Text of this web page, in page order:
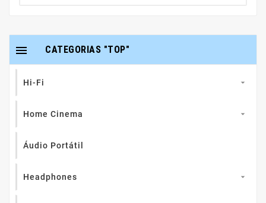
CATEGORIAS "TOP"

Hi-Fi 
Home Cinema 
Áudio Portátil
Headphones 